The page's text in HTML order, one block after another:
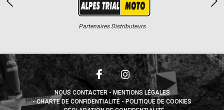
Partenaires Distributeurs
NOUS CONTACTER
MENTIONS LÉGALES
CHARTE DE CONFIDENTIALITÉ
POLITIQUE DE COOKIES